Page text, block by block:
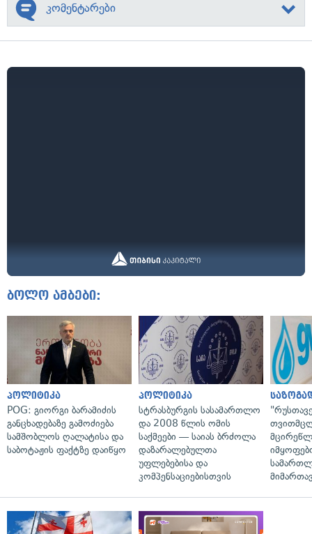
კომენტარები
ბოლო ამბები:
პოლიტიკა
POG: გიორგი ბარამიძის
განცხადებაზე გამოძიება
სამშობლოს ღალატისა და
საბოტაჟის ფაქტზე დაიწყო
პოლიტიკა
სტრასბურგის სასამართლო
და 2008 წლის ომის
საქმეები — საიას ბრძოლა
დაზარალებულთა
უფლებებისა და
კომპენსაციებისთვის